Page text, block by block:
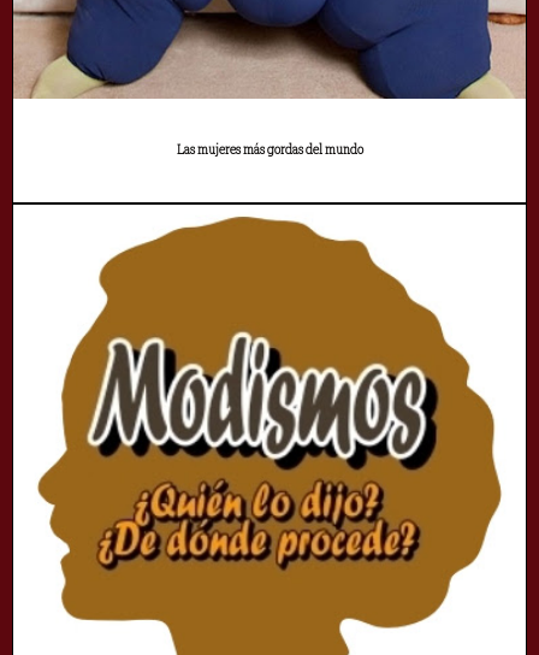
Las mujeres más gordas del mundo